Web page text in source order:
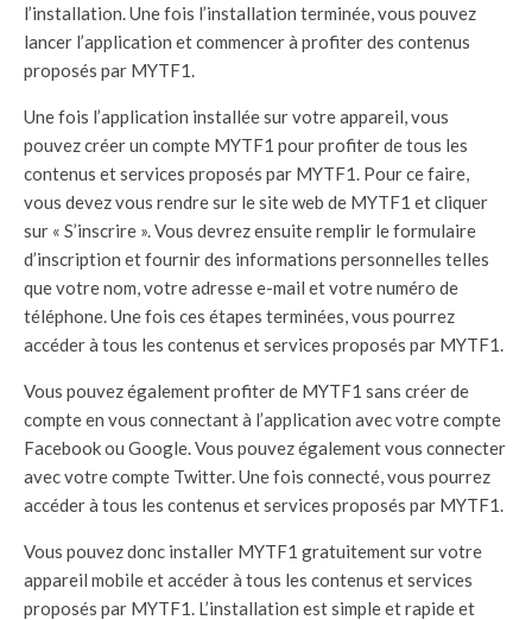
l’installation. Une fois l’installation terminée, vous pouvez
lancer l’application et commencer à profiter des contenus
proposés par MYTF1.
Une fois l’application installée sur votre appareil, vous
pouvez créer un compte MYTF1 pour profiter de tous les
contenus et services proposés par MYTF1. Pour ce faire,
vous devez vous rendre sur le site web de MYTF1 et cliquer
sur « S’inscrire ». Vous devrez ensuite remplir le formulaire
d’inscription et fournir des informations personnelles telles
que votre nom, votre adresse e-mail et votre numéro de
téléphone. Une fois ces étapes terminées, vous pourrez
accéder à tous les contenus et services proposés par MYTF1.
Vous pouvez également profiter de MYTF1 sans créer de
compte en vous connectant à l’application avec votre compte
Facebook ou Google. Vous pouvez également vous connecter
avec votre compte Twitter. Une fois connecté, vous pourrez
accéder à tous les contenus et services proposés par MYTF1.
Vous pouvez donc installer MYTF1 gratuitement sur votre
appareil mobile et accéder à tous les contenus et services
proposés par MYTF1. L’installation est simple et rapide et